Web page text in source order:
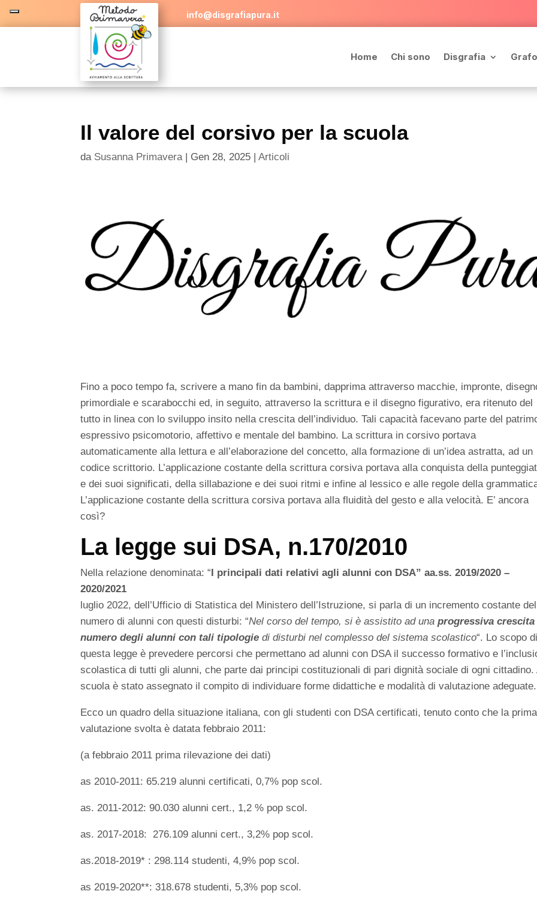
info@disgrafiapura.it
Home Chi sono Disgrafia
Il valore del corsivo per la scuola
da Susanna Primavera| Gen 28, 2025 |Articoli
Fino a poco tempo fa, scrivere a mano fin da bambini, dapprima attraverso macchie, impronte,
primordiale e scarabocchi ed, in seguito, attraverso la scrittura e il disegno figurativo, era ritenuto del
tutto in linea con lo sviluppo insito nella crescita dell’individuo. Tali capacità facevano parte del
espressivo psicomotorio, affettivo e mentale del bambino. La scrittura in corsivo portava
automaticamente alla lettura e all’elaborazione del concetto, alla formazione di un’idea astratta, ad un
codice scrittorio. L’applicazione costante della scrittura corsiva portava alla conquista della
e dei suoi significati, della sillabazione e dei suoi ritmi e infine al lessico e alle regole della
L’applicazione costante della scrittura corsiva portava alla fluidità del gesto e alla velocità. E’ ancora
così?
La legge sui DSA, n.170/2010
Nella relazione denominata: “I principali dati relativi agli alunni con DSA” aa.ss. 2019/2020 –
2020/2021
luglio 2022, dell’Ufficio di Statistica del Ministero dell’Istruzione, si parla di un incremento costante del
numero di alunni con questi disturbi: “Nel corso del tempo, si è assistito ad unaprogressiva crescita
numero degli alunni con tali tipologie di disturbi nel complesso del sistema scolastico“. Lo scopo di
questa legge è prevedere percorsi che permettano ad alunni con DSA il successo formativo e
scolastica di tutti gli alunni, che parte dai principi costituzionali di pari dignità sociale di ogni cittadino.
scuola è stato assegnato il compito di individuare forme didattiche e modalità di valutazione adeguate.
Ecco un quadro della situazione italiana, con gli studenti con DSA certificati, tenuto conto che la prima
valutazione svolta è datata febbraio 2011:
(a febbraio 2011 prima rilevazione dei dati)
as 2010-2011: 65.219 alunni certificati, 0,7% pop scol.
as. 2011-2012: 90.030 alunni cert., 1,2 % pop scol.
as. 2017-2018: 276.109 alunni cert., 3,2% pop scol.
as.2018-2019* : 298.114 studenti, 4,9% pop scol.
as 2019-2020**: 318.678 studenti, 5,3% pop scol.